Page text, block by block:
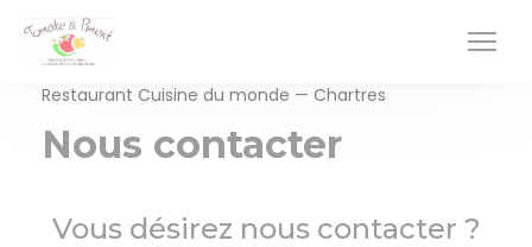
Personnalisation de vos choix en matière de cookies
Restaurant Cuisine du monde — Chartres
Nous contacter
Vous désirez nous contacter ?